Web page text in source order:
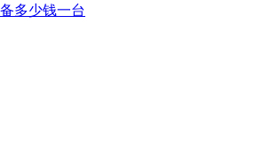
多少钱一台